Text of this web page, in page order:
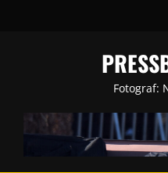
Fotograf: